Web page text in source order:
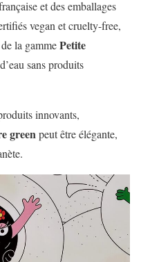
et des emballages
vegan et cruelty-free,
la gammePetite
sans produits
innovants,
greenpeut être élégante,